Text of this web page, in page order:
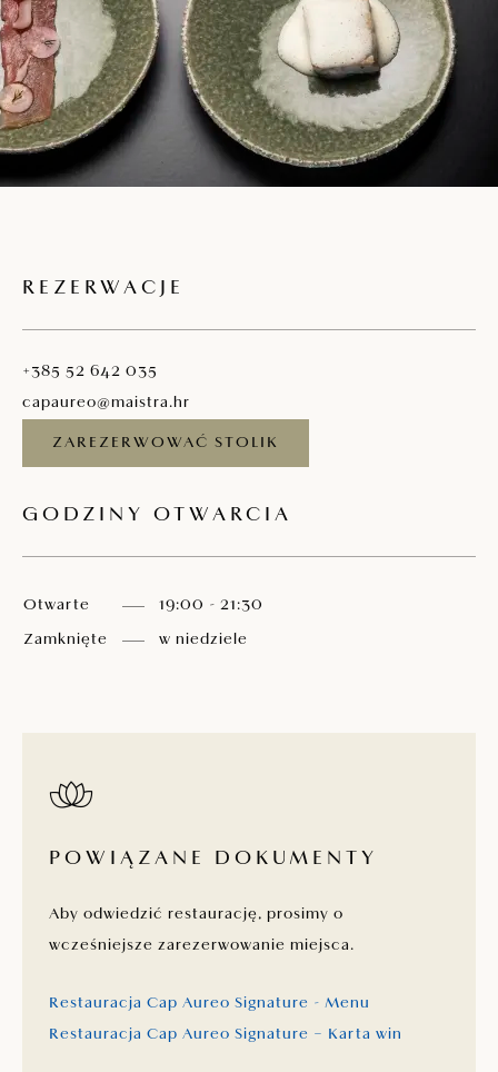
REZERWACJE
+385 52 642 035
capaureo@maistra.hr
ZAREZERWOWAĆ STOLIK
GODZINY OTWARCIA
Otwarte 19:00 - 21:30
Zamknięte w niedziele
POWIĄZANE DOKUMENTY
Aby odwiedzić restaurację, prosimy o
wcześniejsze zarezerwowanie miejsca.
Restauracja Cap Aureo Signature - Menu
Restauracja Cap Aureo Signature – Karta win